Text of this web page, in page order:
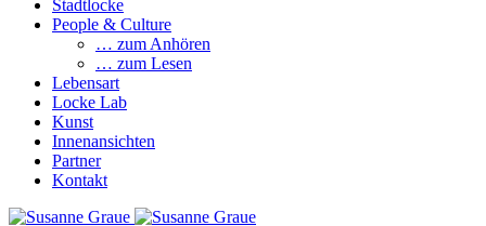
Stadtlocke
People & Culture
… zum Anhören
… zum Lesen
Lebensart
Locke Lab
Kunst
Innenansichten
Partner
Kontakt